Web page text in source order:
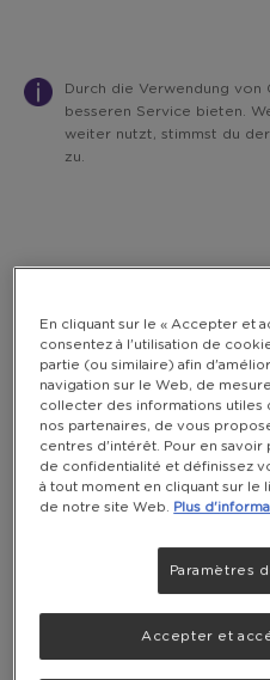
Durch die Verwendung von
besseren Service bieten.
weiter nutzt, stimmst du
zu.
En cliquant sur le « Accepter et
consentez à l'utilisation de
partie (ou similaire) afin
navigation sur le Web, de
collecter des informations utiles
nos partenaires, de vous
centres d'intérêt. Pour en savoir
de confidentialité et définissez
à tout moment en cliquant sur le
de notre site Web. Plus
Paramètres
Accepter et